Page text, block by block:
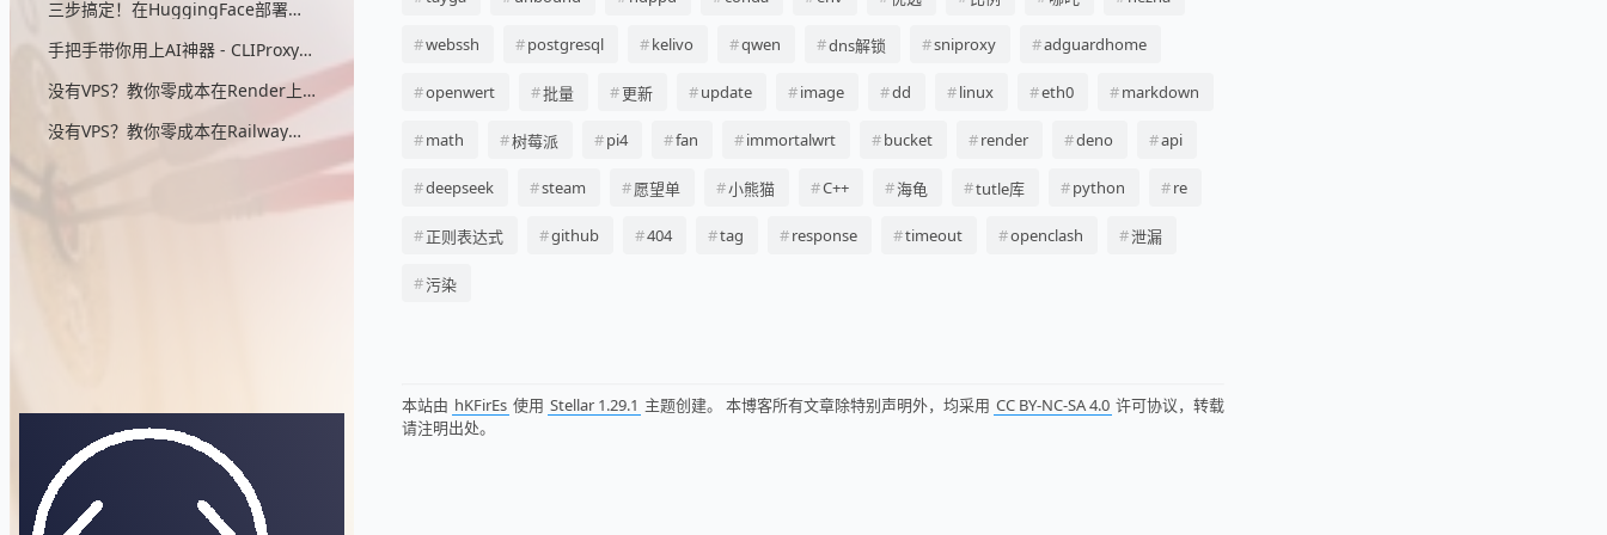
三步搞定！在HuggingFace部署无头浏览器，零成本实现AIStudio反代
手把手带你用上AI神器 - CLIProxyAPI（零：配置详细解说）
没有VPS？教你零成本在Render上部署CLIProxyAPI
没有VPS？教你零成本在Railway上部署CLIProxyAPI
webssh postgresql kelivo qwen dns解锁 sniproxy adguardhome
openwert 批量 更新 update image dd linux eth0 markdown
math 树莓派 pi4 fan immortalwrt bucket render deno api
deepseek steam 愿望单 小熊猫 C++ 海龟 tutle库 python re
正则表达式 github 404 tag response timeout openclash 泄漏
污染
本站由 hKFirEs 使用 Stellar 1.29.1 主题创建。 本博客所有文章除特别声明外，均采用 CC BY-NC-SA 4.0 许可协议，转载
请注明出处。